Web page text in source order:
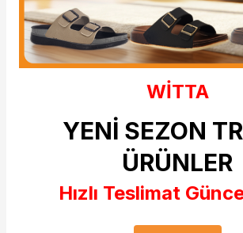
WİTTA
YENİ SEZON
ÜRÜNLER
Hızlı Teslimat